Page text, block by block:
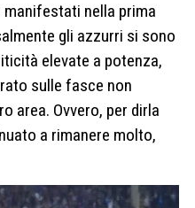
nella prima
gli azzurri si sono
elevate a potenza,
sulle fasce non
area. Ovvero, per dirla
a rimanere molto,